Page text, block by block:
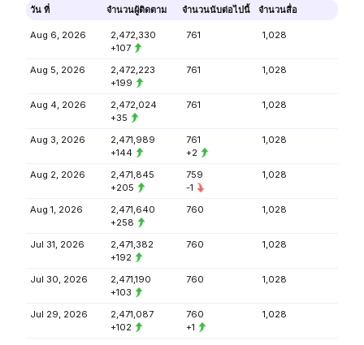
วัน ที่ จำนวนผู้ติดตาม จำนวนนับต่อไปนี้ จำนวนสื่อ
Aug 6, 2026
2,472,330
+107
761 1,028
Aug 5, 2026
2,472,223
+199
761 1,028
Aug 4, 2026
2,472,024
+35
761 1,028
Aug 3, 2026
2,471,989
+144
761
+2
1,028
Aug 2, 2026
2,471,845
+205
759
-1
1,028
Aug 1, 2026
2,471,640
+258
760 1,028
Jul 31, 2026
2,471,382
+192
760 1,028
Jul 30, 2026
2,471,190
+103
760 1,028
Jul 29, 2026
2,471,087
+102
760
+1
1,028